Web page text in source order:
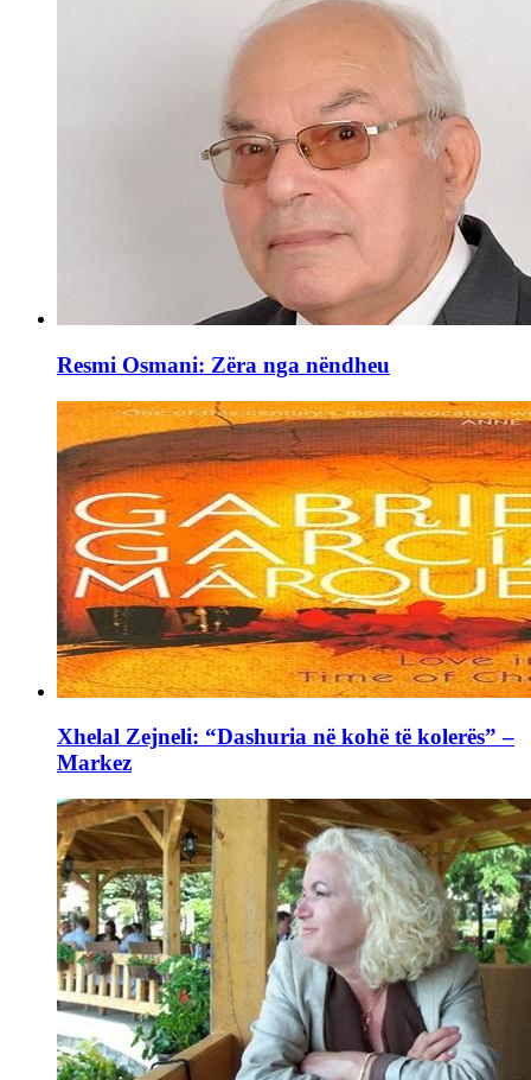
Resmi Osmani: Zëra nga nëndheu
Xhelal Zejneli: “Dashuria në kohë të kolerës” –
Markez